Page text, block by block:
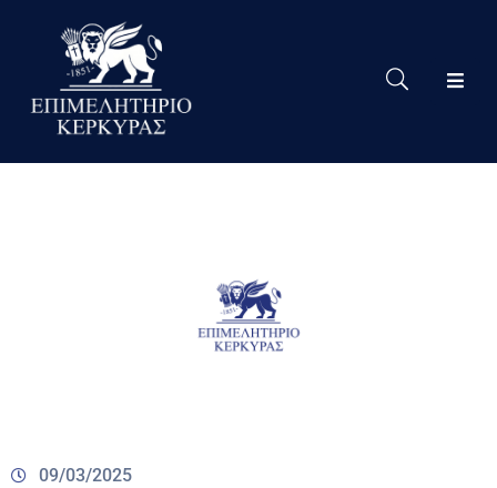
Το
Eπιμελητήριο
09/03/2025